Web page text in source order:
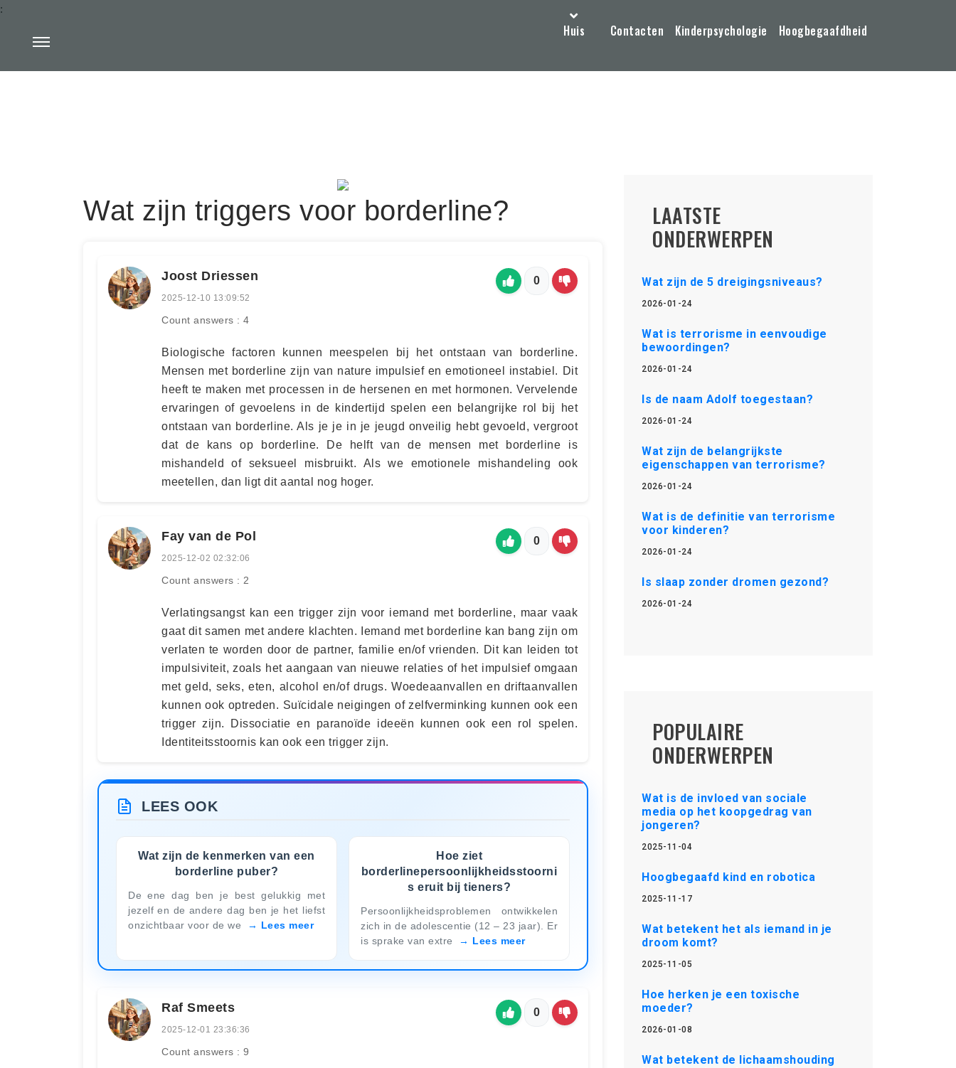
Huis Contacten Kinderpsychologie Hoogbegaafdheid
:
Wat zijn triggers voor borderline?
Joost Driessen
2025-12-10 13:09:52
Count answers : 4
0
Biologische factoren kunnen meespelen bij het ontstaan van borderline.
Mensen met borderline zijn van nature impulsief en emotioneel instabiel. Dit
heeft te maken met processen in de hersenen en met hormonen. Vervelende
ervaringen of gevoelens in de kindertijd spelen een belangrijke rol bij het
ontstaan van borderline. Als je je in je jeugd onveilig hebt gevoeld, vergroot
dat de kans op borderline. De helft van de mensen met borderline is
mishandeld of seksueel misbruikt. Als we emotionele mishandeling ook
meetellen, dan ligt dit aantal nog hoger.
Fay van de Pol
2025-12-02 02:32:06
Count answers : 2
0
Verlatingsangst kan een trigger zijn voor iemand met borderline, maar vaak
gaat dit samen met andere klachten. Iemand met borderline kan bang zijn om
verlaten te worden door de partner, familie en/of vrienden. Dit kan leiden tot
impulsiviteit, zoals het aangaan van nieuwe relaties of het impulsief omgaan
met geld, seks, eten, alcohol en/of drugs. Woedeaanvallen en driftaanvallen
kunnen ook optreden. Suïcidale neigingen of zelfverminking kunnen ook een
trigger zijn. Dissociatie en paranoïde ideeën kunnen ook een rol spelen.
Identiteitsstoornis kan ook een trigger zijn.
LEES OOK
Wat zijn de kenmerken van een
borderline puber?
De ene dag ben je best gelukkig met
jezelf en de andere dag ben je het liefst
onzichtbaar voor de we
Lees meer
Hoe ziet
borderlinepersoonlijkheidsstoorni
s eruit bij tieners?
Persoonlijkheidsproblemen ontwikkelen
zich in de adolescentie (12 – 23 jaar). Er
is sprake van extre
Lees meer
Raf Smeets
2025-12-01 23:36:36
Count answers : 9
0
LAATSTE
ONDERWERPEN
Wat zijn de 5 dreigingsniveaus?
2026-01-24
Wat is terrorisme in eenvoudige
bewoordingen?
2026-01-24
Is de naam Adolf toegestaan?
2026-01-24
Wat zijn de belangrijkste
eigenschappen van terrorisme?
2026-01-24
Wat is de definitie van terrorisme
voor kinderen?
2026-01-24
Is slaap zonder dromen gezond?
2026-01-24
POPULAIRE
ONDERWERPEN
Wat is de invloed van sociale
media op het koopgedrag van
jongeren?
2025-11-04
Hoogbegaafd kind en robotica
2025-11-17
Wat betekent het als iemand in je
droom komt?
2025-11-05
Hoe herken je een toxische
moeder?
2026-01-08
Wat betekent de lichaamshouding